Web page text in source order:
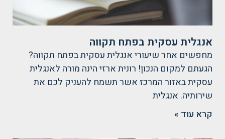
אנגלית עסקית בפתח תקווה
מחפשים אחר שיעורי אנגלית עסקית בפתח תקווה?
הגעתם למקום הנכון! רונית ארזי הינה מורה לאנגלית
עסקית באזור המרכז אשר תשמח להעניק לכם את
שירותיה. אנגלית
קרא עוד »